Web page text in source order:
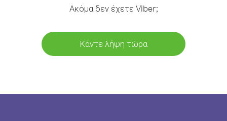
Ακόμα δεν έχετε Viber;
Κάντε λήψη τώρα